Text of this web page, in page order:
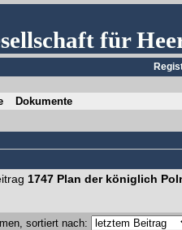
für
Dokumente
1747 Plan der königlich
sortiert nach: